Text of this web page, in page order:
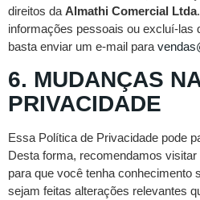
direitos da Almathi Comercial Ltda
informações pessoais ou excluí-las
basta enviar um e-mail para
6. MUDANÇAS
PRIVACIDADE
Essa Política de Privacidade pode
Desta forma, recomendamos
para que você tenha conhecimento
sejam feitas alterações relevantes